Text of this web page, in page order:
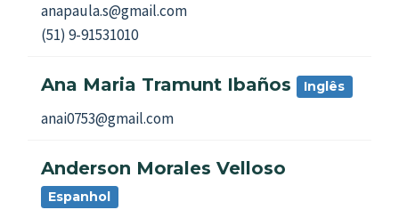
anapaula.s@gmail.com
(51) 9-91531010
Ana Maria Tramunt Ibaños Inglês
anai0753@gmail.com
Anderson Morales Velloso
Espanhol